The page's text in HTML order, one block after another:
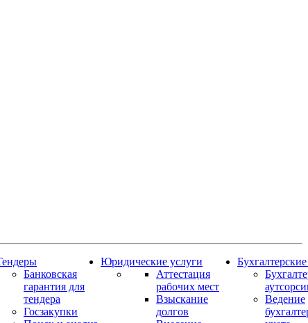
Банковская
гарантия для
тендера
Госзакупки
Юридические услуги
Аттестация
рабочих мест
Взыскание
долгов
Ведение